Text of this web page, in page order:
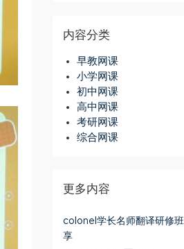
内容分类
早教网课
小学网课
初中网课
高中网课
考研网课
综合网课
更多内容
colonel学长名师翻译研修
享